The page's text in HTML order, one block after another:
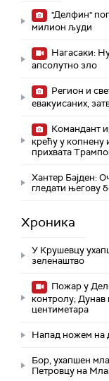
"Делфин"
милион људи
Нагасаки:
апсолутно зло
Регион и
евакуисаних,
Командант
крећу у копнену
прихвата
Хантер Бајден:
гледати његову
Хроника
У Крушевцу
зеленаштво
Пожар у
контролу; Дунав
центиметара
Напад ножем на
Бор, ухапшен
Петровцу на